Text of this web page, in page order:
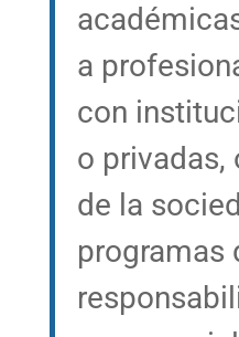
a
con
o privadas,
de la
programas